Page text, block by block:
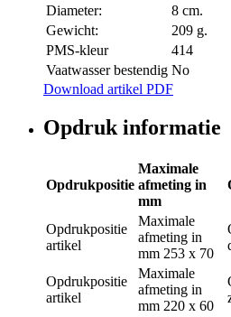
Diameter:
8 cm.
Gewicht:
209 g.
PMS-kleur
414
Vaatwasser bestendig No
Download artikel PDF
Opdruk informatie
Opdrukpositie
Maximale
afmeting in
mm
Opdrukpositie
artikel
Maximale
afmeting in
mm 253 x 70
Opdrukpositie
artikel
Maximale
afmeting in
mm 220 x 60